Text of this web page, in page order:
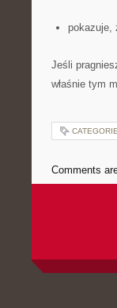
pokazuje,
Jeśli
właśnie tym
Comments